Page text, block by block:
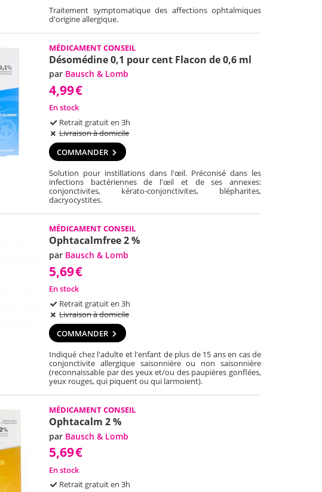
Traitement symptomatique des affections ophtalmiques
d'origine allergique.
MÉDICAMENT CONSEIL
Désomédine 0,1 pour cent Flacon de 0,6 ml
par Bausch & Lomb
4,99€
En stock
Retrait gratuit en 3h
Livraison à domicile
COMMANDER
Solution pour instillations dans l'œil. Préconisé dans les
infections bactériennes de l'œil et de ses annexes:
conjonctivites, kérato-conjonctivites, blépharites,
dacryocystites.
MÉDICAMENT CONSEIL
Ophtacalmfree 2 %
par Bausch & Lomb
5,69€
En stock
Retrait gratuit en 3h
Livraison à domicile
COMMANDER
Indiqué chez l'adulte et l'enfant de plus de 15 ans en cas de
conjonctivite allergique saisonnière ou non saisonnière
(reconnaissable par des yeux et/ou des paupières gonflées,
yeux rouges, qui piquent ou qui larmoient).
MÉDICAMENT CONSEIL
Ophtacalm 2 %
par Bausch & Lomb
5,69€
En stock
Retrait gratuit en 3h